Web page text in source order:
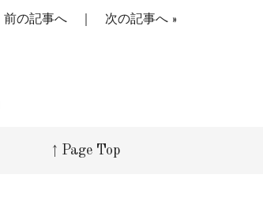
前の記事へ 次の記事へ »
↑ Page Top